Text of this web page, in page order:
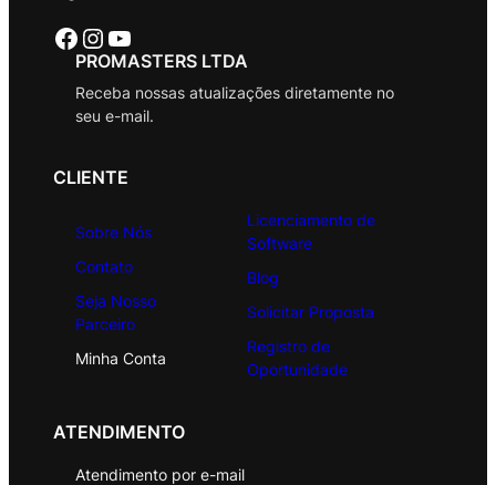
Facebook Instagram Youtube
PROMASTERS LTDA
Receba nossas atualizações diretamente no
seu e-mail.
CLIENTE
Sobre Nós
Contato
Seja Nosso
Parceiro
Minha Conta
Licenciamento de
Software
Blog
Solicitar Proposta
Registro de
Oportunidade
ATENDIMENTO
Atendimento por e-mail